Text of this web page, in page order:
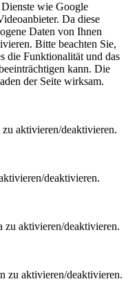
wie Google
Da diese
Daten von Ihnen
Bitte beachten Sie,
die Funktionalität und das
kann. Die
der Seite wirksam.
aktivieren/deaktivieren.
deaktivieren.
aktivieren/deaktivieren.
zu aktivieren/deaktivieren.